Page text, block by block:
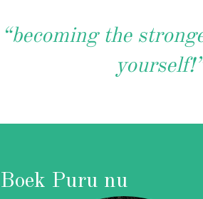
“becoming the
Boek Puru nu